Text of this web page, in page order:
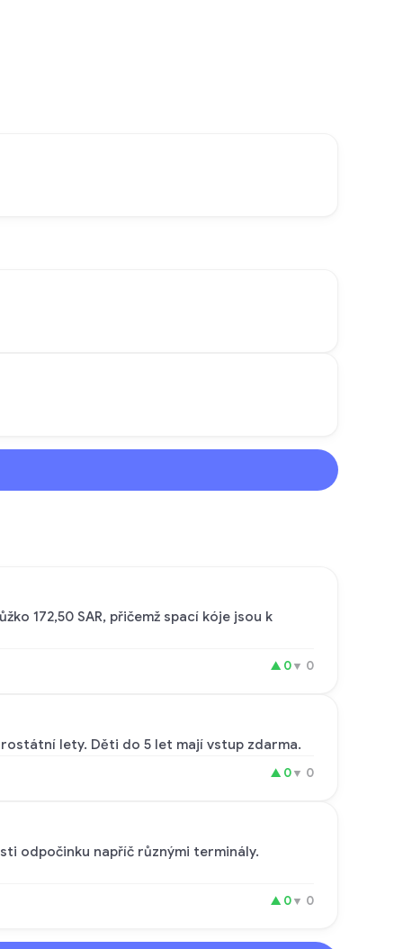
172,50 SAR, přičemž spací kóje jsou k
▲ 0▼ 0
lety. Děti do 5 let mají vstup zdarma.
▲ 0▼ 0
odpočinku napříč různými terminály.
▲ 0▼ 0